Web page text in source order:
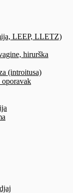
LEEP, LLETZ)
hirurška
(introitusa)